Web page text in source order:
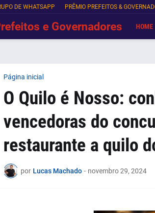
DE WHATSAPP PRÊMIO PREFEITOS &
e Governadores HOME
Página inicial
O Quilo é Nosso:
vencedoras do
restaurante a quilo
por Lucas Machado - novembro 29, 2024